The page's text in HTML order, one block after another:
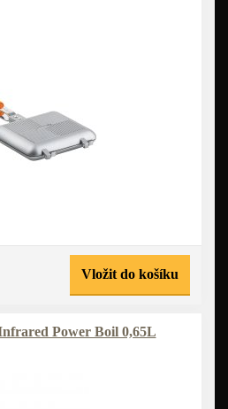
Vložit do košíku
Power Boil 0,65L